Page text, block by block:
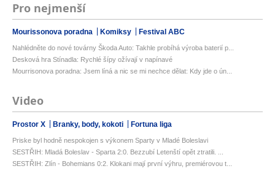
Pro nejmenší
Mourissonova poradna Komiksy Festival ABC
Nahlédněte do nové továrny Škoda Auto: Takhle probíhá výroba baterií p...
Desková hra Stínadla: Rychlé šípy ožívají v napínavé
Mourrisonova poradna: Jsem líná a nic se mi nechce dělat: Kdy jde o ún...
Video
Prostor X Branky, body, kokoti Fortuna liga
Priske byl hodně nespokojen s výkonem Sparty v Mladé Boleslavi
SESTŘIH: Mladá Boleslav - Sparta 2:0. Bezzubí Letenští opět ztratili. ...
SESTŘIH: Zlín - Bohemians 0:2. Klokani mají první výhru, premiérovou t...